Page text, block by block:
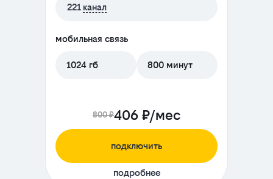
221 канал
мобильная связь
1024 гб 800 минут
800 ₽406 ₽/мес
подключить
подробнее